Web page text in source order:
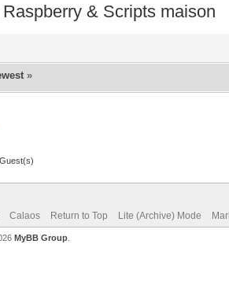
& Scripts maison
»
Calaos Return to Top Lite (Archive) Mode
MyBB Group